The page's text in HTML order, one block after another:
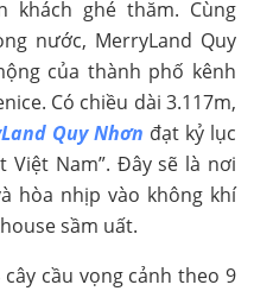
ghé thăm. Cùng
nước, MerryLand Quy
của thành phố kênh
Có chiều dài 3.117m,
Quy Nhơn đạt kỷ lục
Việt Nam”. Đây sẽ là nơi
hòa nhịp vào không khí
sầm uất.
cầu vọng cảnh theo 9